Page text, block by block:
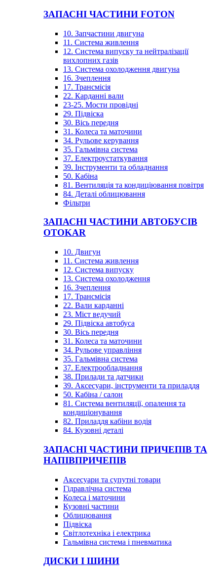
ЗАПАСНІ ЧАСТИНИ FOTON
10. Запчастини двигуна
11. Система живлення
12. Система випуску та нейтралізації
вихлопних газів
13. Система охолодження двигуна
16. Зчеплення
17. Трансмісія
22. Карданні вали
23-25. Мости провідні
29. Підвіска
30. Вісь передня
31. Колеса та маточини
34. Рульове керування
35. Гальмівна система
37. Електроустаткування
39. Інструменти та обладнання
50. Кабіна
81. Вентиляція та кондиціювання повітря
84. Деталі облицювання
Фільтри
ЗАПАСНІ ЧАСТИНИ АВТОБУСІВ
OTOKAR
10. Двигун
11. Система живлення
12. Система випуску
13. Система охолодження
16. Зчеплення
17. Трансмісія
22. Вали карданні
23. Міст ведучий
29. Підвіска автобуса
30. Вісь передня
31. Колеса та маточини
34. Рульове управління
35. Гальмівна система
37. Електрообладнання
38. Прилади та датчики
39. Аксесуари, інструменти та приладдя
50. Кабіна / салон
81. Система вентиляції, опалення та
кондиціонування
82. Приладдя кабіни водія
84. Кузовні деталі
ЗАПАСНІ ЧАСТИНИ ПРИЧЕПІВ ТА
НАПІВПРИЧЕПІВ
Аксесуари та супутні товари
Гідравлічна система
Колеса і маточини
Кузовні частини
Облицювання
Підвіска
Світлотехніка і електрика
Гальмівна система і пневматика
ДИСКИ І ШИНИ